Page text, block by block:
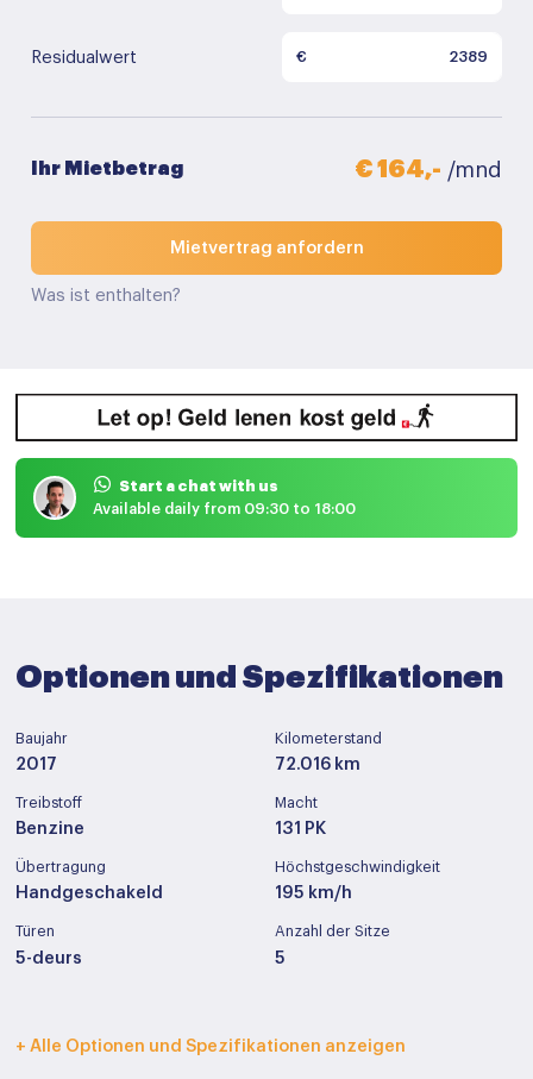
Residualwert €
Ihr Mietbetrag € 164,- /mnd
Mietvertrag anfordern
Was ist enthalten?
Start a chat with us
Available daily from 09:30 to 18:00
Optionen und Spezifikationen
Baujahr
2017
Kilometerstand
72.016 km
Treibstoff
Benzine
Macht
131 PK
Übertragung
Handgeschakeld
Höchstgeschwindigkeit
195 km/h
Türen
5-deurs
Anzahl der Sitze
5
Innenfarbe Polstermöbel
+ Alle Optionen und Spezifikationen anzeigen